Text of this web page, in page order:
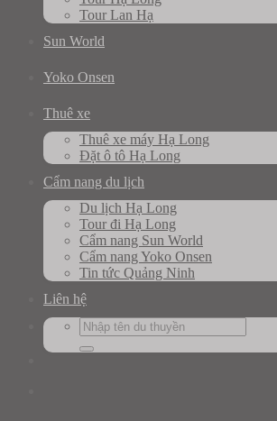
Tour Lan Hạ
Sun World
Yoko Onsen
Thuê xe
Thuê xe máy Hạ Long
Đặt ô tô Hạ Long
Cẩm nang du lịch
Du lịch Hạ Long
Tour đi Hạ Long
Cẩm nang Sun World
Cẩm nang Yoko Onsen
Tin tức Quảng Ninh
Liên hệ
Search
for: